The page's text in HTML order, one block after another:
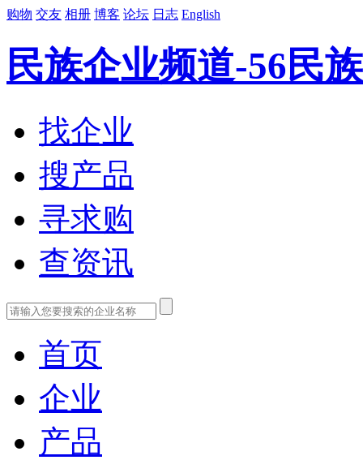
购物 交友 相册 博客 论坛 日志 English
民族企业频道-56民族
找企业
搜产品
寻求购
查资讯
首页
企业
产品